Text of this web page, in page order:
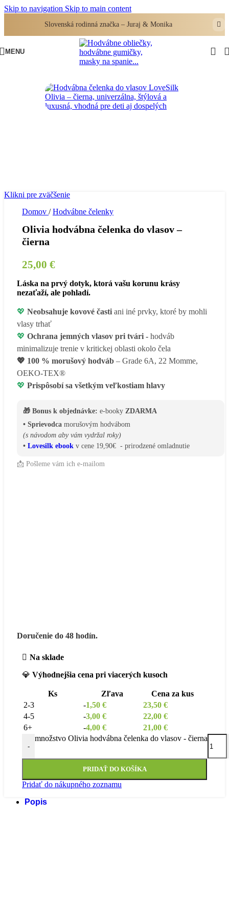
Skip to navigation Skip to main content
Slovenská rodinná značka – Juraj & Monika
MENU
Klikni pre zväčšenie
Domov / Hodvábne čelenky
Olivia hodvábna čelenka do vlasov –
čierna
25,00 €
Láska na prvý dotyk, ktorá vašu korunu krásy
nezaťaží, ale pohladí.
💖 Neobsahuje kovové časti ani iné prvky, ktoré by mohli
vlasy trhať
💖 Ochrana jemných vlasov pri tvári - hodváb
minimalizuje trenie v kritickej oblasti okolo čela
💖 100 % morušový hodváb – Grade 6A, 22 Momme,
OEKO-TEX®
💖 Prispôsobí sa všetkým veľkostiam hlavy
🎁 Bonus k objednávke: e-booky ZDARMA
• Sprievodca morušovým hodvábom
(s návodom aby vám vydržal roky)
• Lovesilk ebook v cene 19,90€ - prirodzené omladnutie
📩 Pošleme vám ich e-mailom
Doručenie do 48 hodín.
Na sklade
💎 Výhodnejšia cena pri viacerých kusoch
Ks Zľava
Cena za kus
2-3
-1,50 € 23,50 €
4-5
-3,00 € 22,00 €
6+
-4,00 € 21,00 €
-
množstvo Olivia hodvábna čelenka do vlasov - čierna
PRIDAŤ DO KOŠÍKA
Pridať do nákupného zoznamu
Popis